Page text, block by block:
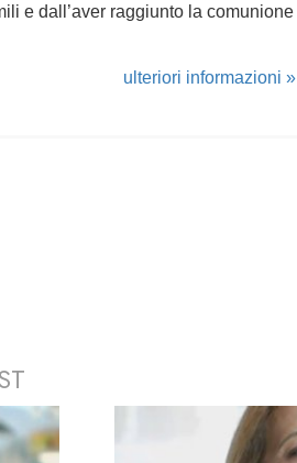
e dall’aver raggiunto la comunione
ulteriori informazioni »